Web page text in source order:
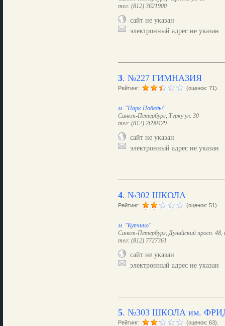
тел: (812) 3621900
сайт не указан
электронный адрес не указан
3. №227 ГИМНАЗИЯ
Рейтинг: (оценок: 71).
м. "Парк Победы"
Санкт-Петербург, Турку ул. 30
тел: (812) 2690429
сайт не указан
электронный адрес не указан
4. №302 ШКОЛА
Рейтинг: (оценок: 51).
м. "Купчино"
Санкт-Петербург, Дунайский просп. 48,
тел: (812) 7727361
сайт не указан
электронный адрес не указан
5. №303 ШКОЛА им.
Рейтинг: (оценок: 63).